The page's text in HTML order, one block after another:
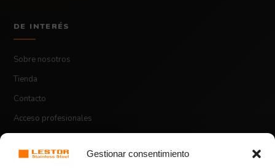
Gestionar consentimiento
DE INTERÉS
Sobre nosotros
Tienda
Contacto
Acceso profesionales
ASPECTOS LEGALES